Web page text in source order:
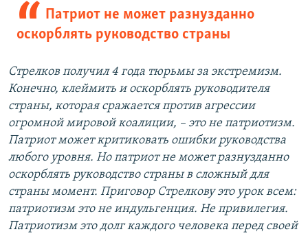
Патриот не может разнузданно
оскорблять руководство страны
Стрелков получил 4 года тюрьмы за экстремизм.
Конечно, клеймить и оскорблять руководителя
страны, которая сражается против агрессии
огромной мировой коалиции, – это не патриотизм.
Патриот может критиковать ошибки руководства
любого уровня. Но патриот не может разнузданно
оскорблять руководство страны в сложный для
страны момент. Приговор Стрелкову это урок всем:
патриотизм это не индульгенция. Не привилегия.
Патриотизм это долг каждого человека перед своей